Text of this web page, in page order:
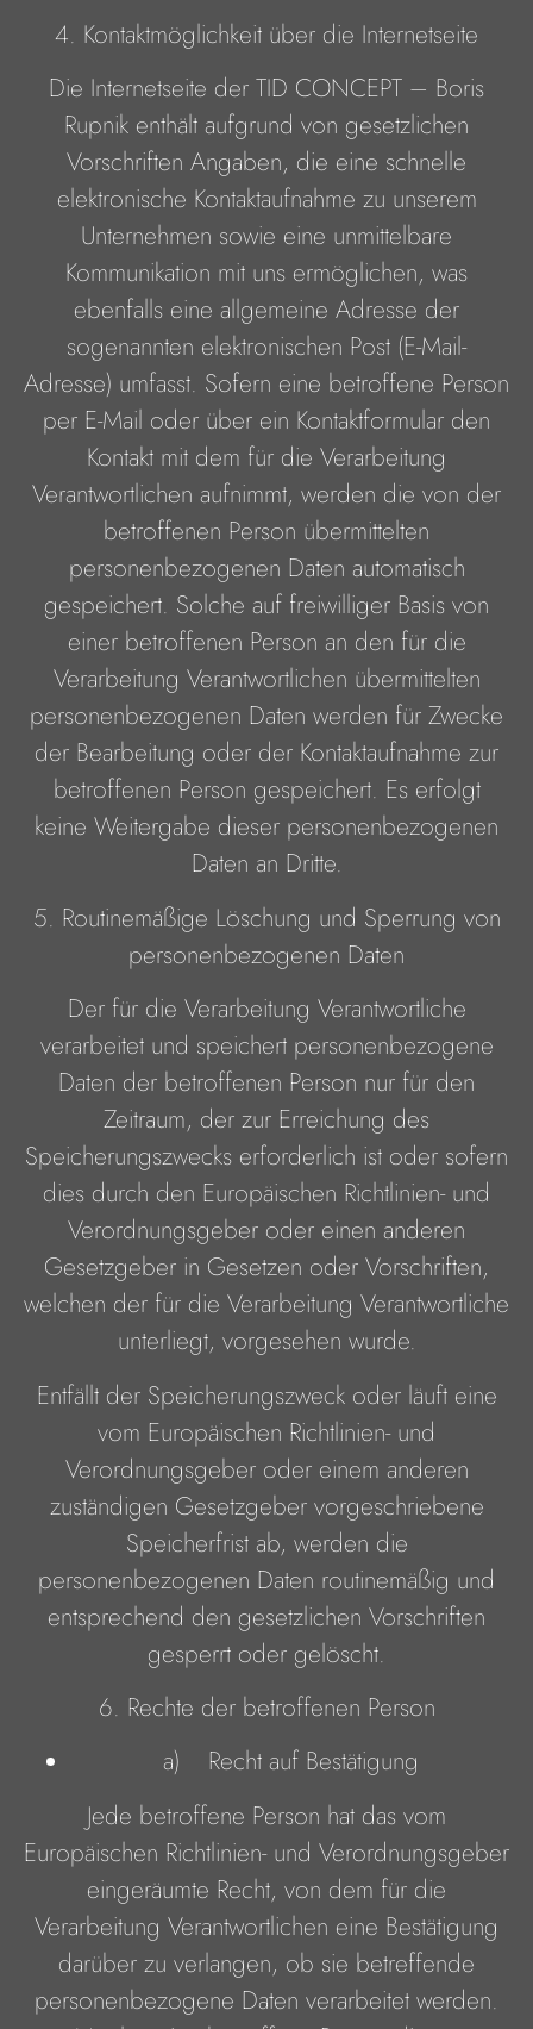
4. Kontaktmöglichkeit über die Internetseite
Die Internetseite der TID CONCEPT – Boris
Rupnik enthält aufgrund von gesetzlichen
Vorschriften Angaben, die eine schnelle
elektronische Kontaktaufnahme zu unserem
Unternehmen sowie eine unmittelbare
Kommunikation mit uns ermöglichen, was
ebenfalls eine allgemeine Adresse der
sogenannten elektronischen Post (E-Mail-
Adresse) umfasst. Sofern eine betroffene Person
per E-Mail oder über ein Kontaktformular den
Kontakt mit dem für die Verarbeitung
Verantwortlichen aufnimmt, werden die von der
betroffenen Person übermittelten
personenbezogenen Daten automatisch
gespeichert. Solche auf freiwilliger Basis von
einer betroffenen Person an den für die
Verarbeitung Verantwortlichen übermittelten
personenbezogenen Daten werden für Zwecke
der Bearbeitung oder der Kontaktaufnahme zur
betroffenen Person gespeichert. Es erfolgt
keine Weitergabe dieser personenbezogenen
Daten an Dritte.
5. Routinemäßige Löschung und Sperrung von
personenbezogenen Daten
Der für die Verarbeitung Verantwortliche
verarbeitet und speichert personenbezogene
Daten der betroffenen Person nur für den
Zeitraum, der zur Erreichung des
Speicherungszwecks erforderlich ist oder sofern
dies durch den Europäischen Richtlinien- und
Verordnungsgeber oder einen anderen
Gesetzgeber in Gesetzen oder Vorschriften,
welchen der für die Verarbeitung Verantwortliche
unterliegt, vorgesehen wurde.
Entfällt der Speicherungszweck oder läuft eine
vom Europäischen Richtlinien- und
Verordnungsgeber oder einem anderen
zuständigen Gesetzgeber vorgeschriebene
Speicherfrist ab, werden die
personenbezogenen Daten routinemäßig und
entsprechend den gesetzlichen Vorschriften
gesperrt oder gelöscht.
6. Rechte der betroffenen Person
a) Recht auf Bestätigung
Jede betroffene Person hat das vom
Europäischen Richtlinien- und Verordnungsgeber
eingeräumte Recht, von dem für die
Verarbeitung Verantwortlichen eine Bestätigung
darüber zu verlangen, ob sie betreffende
personenbezogene Daten verarbeitet werden.